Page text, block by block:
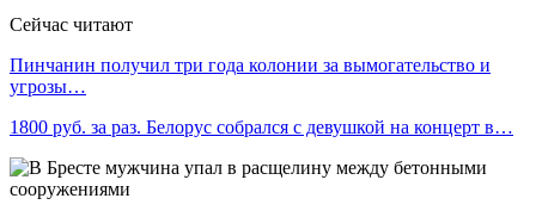
Сейчас читают
Пинчанин получил три года колонии за вымогательство и
угрозы…
1800 руб. за раз. Белорус собрался с девушкой на концерт в…